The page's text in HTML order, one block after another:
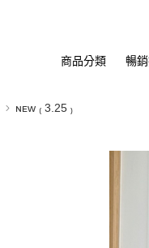
商品分類 暢
ɴᴇᴡ ₍ 3.25 ₎